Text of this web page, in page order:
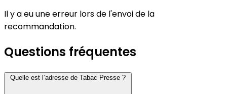
Il y a eu une erreur lors de l'envoi de la
recommandation.
Questions fréquentes
Quelle est l’adresse de Tabac Presse ?